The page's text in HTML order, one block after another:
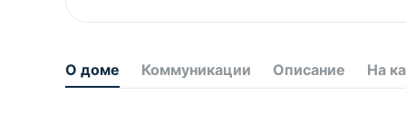
О доме Коммуникации Описание На